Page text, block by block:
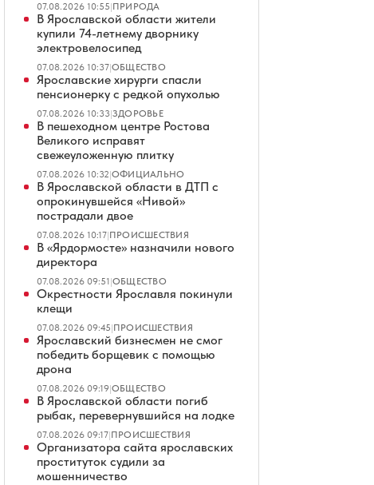
07.08.2026 10:55|ПРИРОДА
В Ярославской области жители
купили 74-летнему дворнику
электровелосипед
07.08.2026 10:37|ОБЩЕСТВО
Ярославские хирурги спасли
пенсионерку с редкой опухолью
07.08.2026 10:33|ЗДОРОВЬЕ
В пешеходном центре Ростова
Великого исправят
свежеуложенную плитку
07.08.2026 10:32|ОФИЦИАЛЬНО
В Ярославской области в ДТП с
опрокинувшейся «Нивой»
пострадали двое
07.08.2026 10:17|ПРОИСШЕСТВИЯ
В «Ярдормосте» назначили нового
директора
07.08.2026 09:51|ОБЩЕСТВО
Окрестности Ярославля покинули
клещи
07.08.2026 09:45|ПРОИСШЕСТВИЯ
Ярославский бизнесмен не смог
победить борщевик с помощью
дрона
07.08.2026 09:19|ОБЩЕСТВО
В Ярославской области погиб
рыбак, перевернувшийся на лодке
07.08.2026 09:17|ПРОИСШЕСТВИЯ
Организатора сайта ярославских
проституток судили за
мошенничество